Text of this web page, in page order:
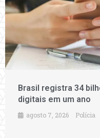
Brasil registra 34
digitais em um ano
agosto 7, 2026 Polícia